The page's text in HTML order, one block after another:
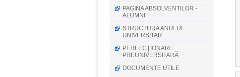
PAGINA ABSOLVENTILOR -
ALUMNI
STRUCTURA ANULUI
UNIVERSITAR
PERFECŢIONARE
PREUNIVERSITARĂ
DOCUMENTE UTILE